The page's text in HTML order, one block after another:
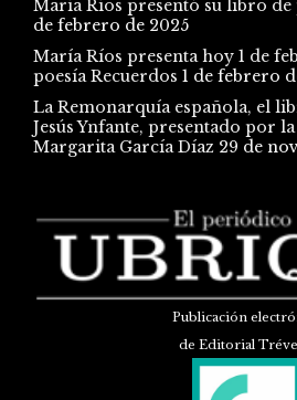
María Ríos presentó su libro de
de febrero de 2025
María Ríos presenta hoy 1 de
poesía Recuerdos 1 de febrero
La Remonarquía española, el
Jesús Ynfante, presentado por
Margarita García Díaz 29 de
Publicación
de Editorial